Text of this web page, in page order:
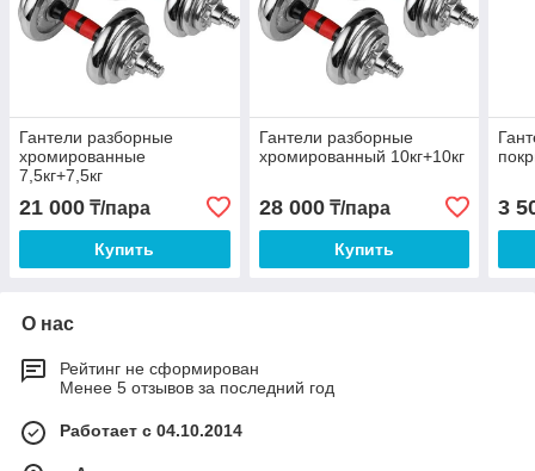
Гантели разборные
хромированные
7,5кг+7,5кг
21 000 ₸/пара
Купить
Гантели разборные
хромированный 10кг+10кг
28 000₸/пара
Купить
3
О нас
Рейтинг не сформирован
Менее 5 отзывов за последний год
Работает с 04.10.2014